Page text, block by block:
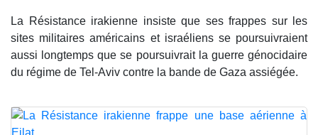
La Résistance irakienne insiste que ses frappes sur les
sites militaires américains et israéliens se poursuivraient
aussi longtemps que se poursuivrait la guerre génocidaire
du régime de Tel-Aviv contre la bande de Gaza assiégée.